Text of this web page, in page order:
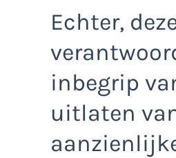
Echter,
inbegrip
uitlaten